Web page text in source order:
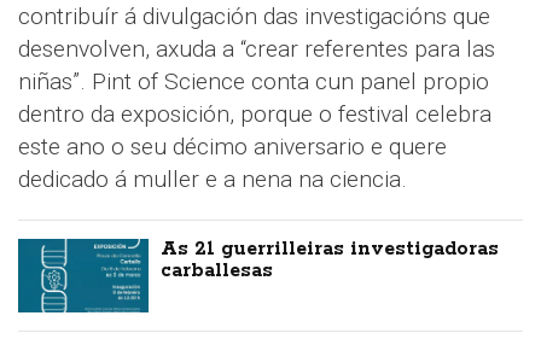
contribuír á divulgación das investigacións que
desenvolven, axuda a “crear referentes para las
niñas”. Pint of Science conta cun panel propio
dentro da exposición, porque o festival celebra
este ano o seu décimo aniversario e quere
dedicado á muller e a nena na ciencia.
As 21 guerrilleiras investigadoras
carballesas